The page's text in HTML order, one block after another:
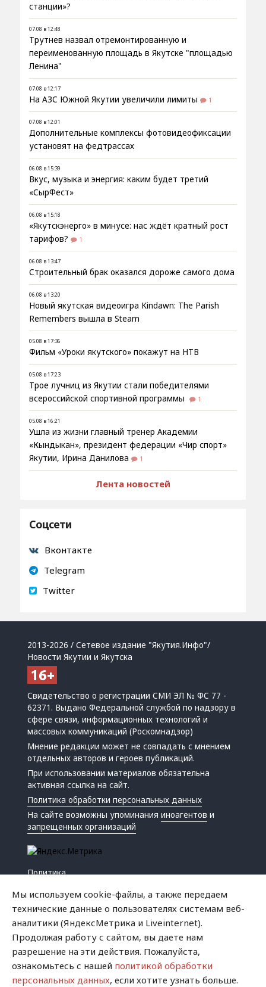
станции»?
07.08 в 12:48
Трутнев назвал отремонтированную и
переименованную площадь в Якутске "площадью
Ленина"
07.08 в 12:17
На АЗС Южной Якутии увеличили лимиты 1
07.08 в 12:01
Дополнительные комплексы фотовидеофиксации
установят на федтрассах
06.08 в 15:39
Вкус, музыка и энергия: каким будет третий
«СырФест»
06.08 в 15:18
«Якутскэнерго» в минусе: нас ждёт кратный рост
тарифов?
1
06.08 в 13:47
Строительный брак оказался дороже самого дома
06.08 в 13:20
Новый якутская видеоигра Kindawn: The Parish
Remembers вышла в Steam
05.08 в 17:36
Фильм «Уроки якутского» покажут на НТВ
05.08 в 17:23
Трое лучниц из Якутии стали победителями
всероссийской спортивной программы
1
05.08 в 16:21
Ушла из жизни главный тренер Академии
«Кындыкан», президент федерации «Чир спорт»
Якутии, Ирина Данилова
1
Лента новостей
Соцсети
Вконтакте
Telegram
Twitter
2013-2026 / Сетевое издание "Якутия.Инфо"/
Новости Якутии и Якутска
Свидетельство о регистрации СМИ ЭЛ № ФС 77 -
62371. Выдано Федеральной службой по надзору в
сфере связи, информационных технологий и
массовых коммуникаций (Роскомнадзор)
Мнение редакции может не совпадать с мнением
отдельных авторов и героев публикаций.
При использовании материалов обязательна
активная ссылка на сайт.
Политика обработки персональных данных
На сайте возможны упоминанияиноагентов и
запрещенных организаций
Политика
Криминал
Успех
Мы используем cookie-файлы, а также передаем
технические данные о пользователях системам веб-
аналитики (ЯндексМетрика и Liveinternet).
Продолжая работу с сайтом, вы даете нам
разрешение на эти действия. Пожалуйста,
ознакомьтесь с нашей политикой обработки
персональных данных, если хотите узнать больше.